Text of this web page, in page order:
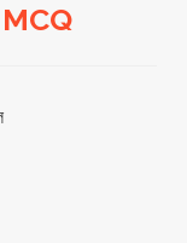
MCQ